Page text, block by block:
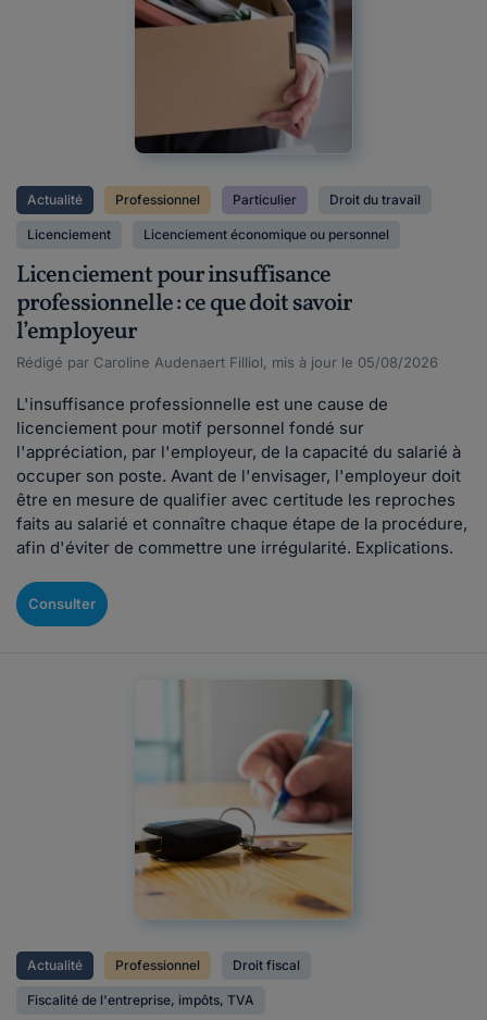
Actualité Professionnel Particulier Droit du travail
Licenciement Licenciement économique ou personnel
Licenciement pour insuffisance
professionnelle : ce que doit savoir
l’employeur
Rédigé par Caroline Audenaert Filliol, mis à jour le 05/08/2026
L'insuffisance professionnelle est une cause de
licenciement pour motif personnel fondé sur
l'appréciation, par l'employeur, de la capacité du salarié à
occuper son poste. Avant de l'envisager, l'employeur doit
être en mesure de qualifier avec certitude les reproches
faits au salarié et connaître chaque étape de la procédure,
afin d'éviter de commettre une irrégularité. Explications.
Consulter
Actualité Professionnel Droit fiscal
Fiscalité de l'entreprise, impôts, TVA